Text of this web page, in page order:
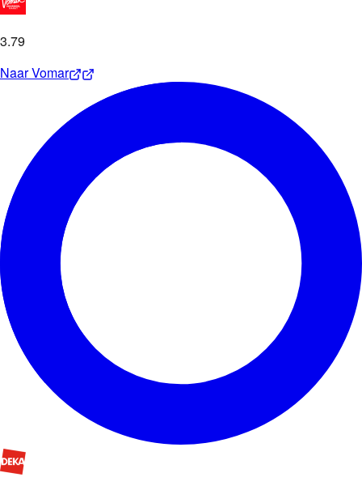
3.79
NaarVomar